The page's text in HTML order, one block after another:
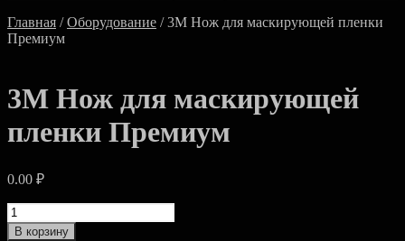
Главная /Оборудование / 3M Нож для маскирующей пленки
Премиум
3M Нож для маскирующей
пленки Премиум
0.00 ₽
Количество
товара
В корзину